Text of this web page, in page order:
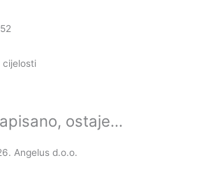
ostaje...
Angelus d.o.o.